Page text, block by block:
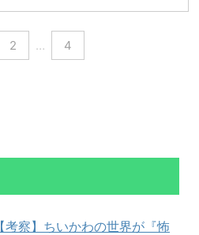
2 … 4
【考察】ちいかわの世界が『怖